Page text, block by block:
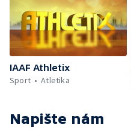
IAAF Athletix
Sport
Atletika
Napište nám